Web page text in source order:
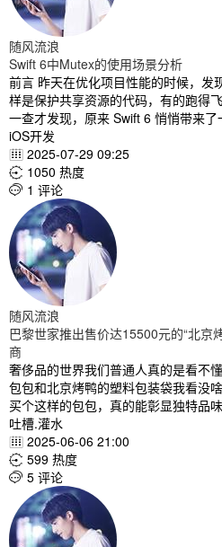
随风流浪
Swift 6中Mutex的使用场景分析
前言 昨天在优化项目性能的时候，发
样是保护共享资源的代码，有的跑得
一查才发现，原来 Swift 6 悄悄带来了
iOS开发
 2025-07-29 09:25
 1050 热度
 1 评论
随风流浪
巴黎世家推出售价达15500元的“北京
商
奢侈品的世界我们普通人真的是看不
包包和北京烤鸭的塑料包装袋我看没
买个这样的包包，真的能彰显独特品
吐槽.灌水
 2025-06-06 21:00
 599 热度
 5 评论